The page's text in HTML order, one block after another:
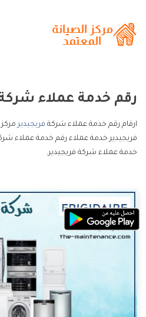
رقم خدمة عملاء
ارقام رقم خدمة عملاء شركة فريجيدير
فريجيدير خدمة عملاء رقم خدمة عملاء
خدمة عملاء شركة فريجيدير.